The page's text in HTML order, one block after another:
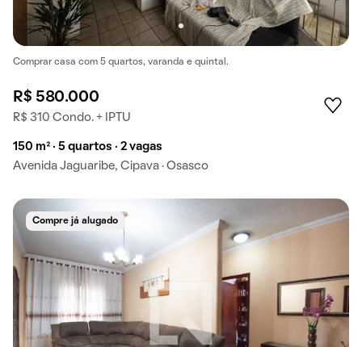
Comprar casa com 5 quartos, varanda e quintal.
R$ 580.000
R$ 310 Condo. + IPTU
150 m² · 5 quartos · 2 vagas
Avenida Jaguaribe, Cipava · Osasco
Compre já alugado